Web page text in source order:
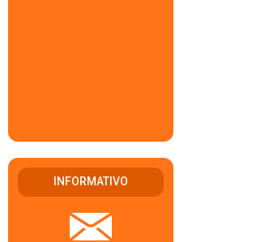
INFORMATIVO